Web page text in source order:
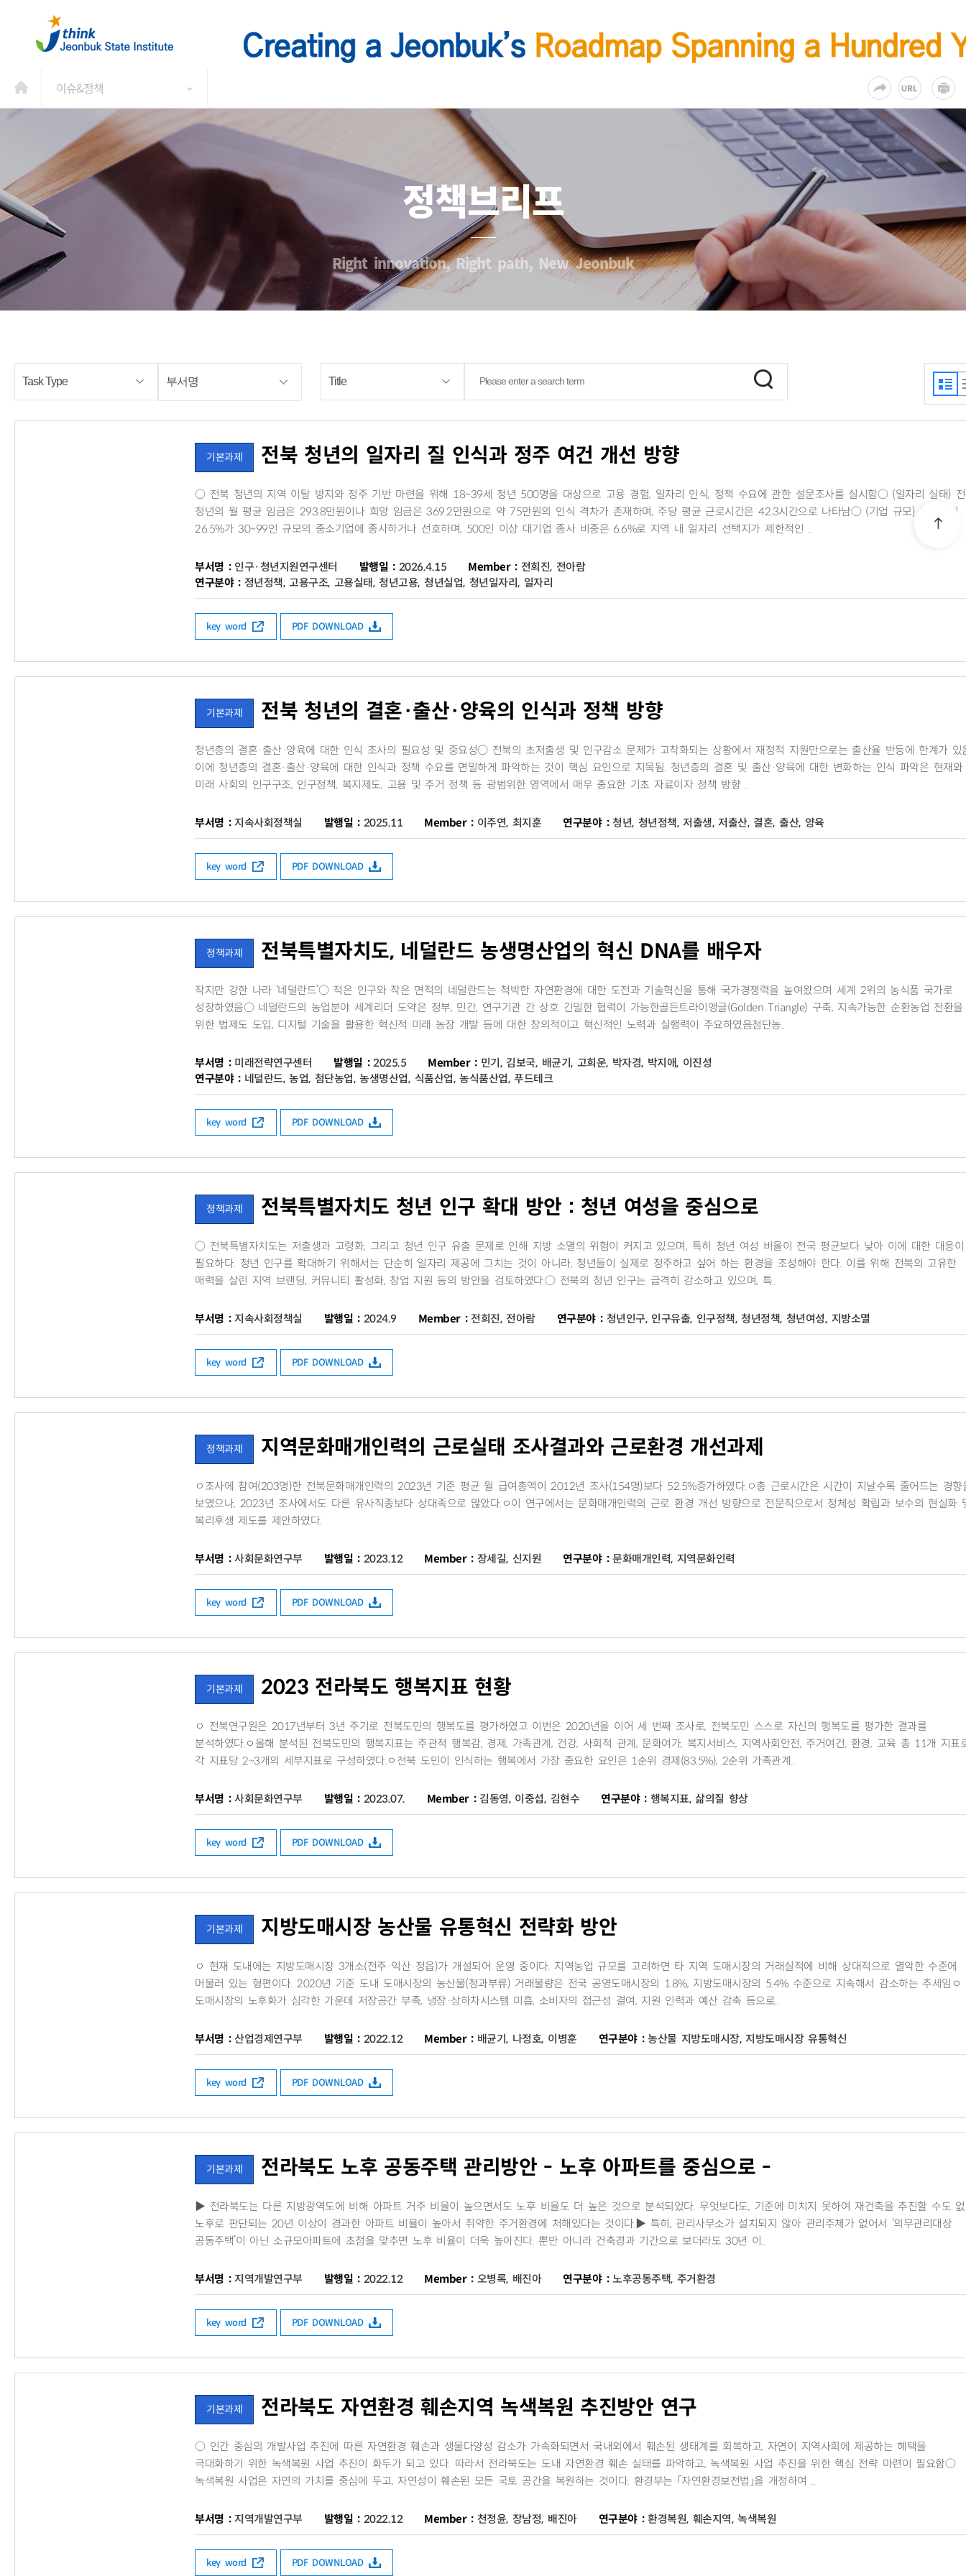
KR EN
이슈&정책
정책브리프
Right innovation, Right path, New Jeonbuk
기본과제 전북 청년의 일자리 질 인식과 정주 여건 개선 방향
○ 전북 청년의 지역 이탈 방지와 정주 기반 마련을 위해 18~39세 청년 500명을 대상으로 고용 경험, 일자리 인식, 정책 수요에 관한 설문조사를 실시함○ (일자리 실태)
청년의 월 평균 임금은 293.8만원이나 희망 임금은 369.2만원으로 약 75만원의 인식 격차가 존재하며, 주당 평균 근로시간은 42.3시간으로 나타남○ (기업 규모) 응답자의
26.5%가 30~99인 규모의 중소기업에 종사하거나 선호하며, 500인 이상 대기업 종사 비중은 6.6%로 지역 내 일자리 선택지가 제한적인 ..
부서명 : 인구·청년지원연구센터 발행일 : 2026.4.15 Member : 전희진, 전아람
연구분야 : 정년정책, 고용구조, 고용실태, 청년고용, 청년실업, 청년일자리, 일자리
key word PDF DOWNLOAD
기본과제 전북 청년의 결혼·출산·양육의 인식과 정책 방향
청년층의 결혼·출산·양육에 대한 인식 조사의 필요성 및 중요성○ 전북의 초저출생 및 인구감소 문제가 고착화되는 상황에서 재정적 지원만으로는 출산율 반등에 한계가 있
이에 청년층의 결혼·출산·양육에 대한 인식과 정책 수요를 면밀하게 파악하는 것이 핵심 요인으로 지목됨. 청년층의 결혼 및 출산·양육에 대한 변화하는 인식 파악은 현재와
미래 사회의 인구구조, 인구정책, 복지제도, 고용 및 주거 정책 등 광범위한 영역에서 매우 중요한 기초 자료이자 정책 방향 ..
부서명 : 지속사회정책실 발행일 : 2025.11 Member : 이주연, 최지훈 연구분야 : 청년, 청년정책, 저출생, 저출산, 결혼, 출산, 양육
key word PDF DOWNLOAD
정책과제 전북특별자치도, 네덜란드 농생명산업의 혁신 DNA를 배우자
작지만 강한 나라 ‘네덜란드’○ 적은 인구와 작은 면적의 네덜란드는 척박한 자연환경에 대한 도전과 기술혁신을 통해 국가경쟁력을 높여왔으며 세계 2위의 농식품 국가로
성장하였음○ 네덜란드의 농업분야 세계리더 도약은 정부, 민간, 연구기관 간 상호 긴밀한 협력이 가능한골든트라이앵글(Golden Triangle) 구축, 지속가능한 순환농업 전환을
위한 법제도 도입, 디지털 기술을 활용한 혁신적 미래 농장 개발 등에 대한 창의적이고 혁신적인 노력과 실행력이 주요하였음첨단농..
부서명 : 미래전략연구센터 발행일 : 2025.5 Member : 민기, 김보국, 배균기, 고희운, 박자경, 박지애, 이진성
연구분야 : 네덜란드, 농업, 첨단농업, 농생명산업, 식품산업, 농식품산업, 푸드테크
key word PDF DOWNLOAD
정책과제 전북특별자치도 청년 인구 확대 방안 : 청년 여성을 중심으로
○ 전북특별자치도는 저출생과 고령화, 그리고 청년 인구 유출 문제로 인해 지방 소멸의 위험이 커지고 있으며, 특히 청년 여성 비율이 전국 평균보다 낮아 이에 대한 대응이
필요하다. 청년 인구를 확대하기 위해서는 단순히 일자리 제공에 그치는 것이 아니라, 청년들이 실제로 정주하고 싶어 하는 환경을 조성해야 한다. 이를 위해 전북의 고유한
매력을 살린 지역 브랜딩, 커뮤니티 활성화, 창업 지원 등의 방안을 검토하였다.○ 전북의 청년 인구는 급격히 감소하고 있으며, 특..
부서명 : 지속사회정책실 발행일 : 2024.9 Member : 전희진, 전아람 연구분야 : 청년인구, 인구유출, 인구정책, 청년정책, 청년여성, 지방소멸
key word PDF DOWNLOAD
정책과제 지역문화매개인력의 근로실태 조사결과와 근로환경 개선과제
ㅇ​조사에 참여(203명)한 전북문화매개인력의 2023년 기준 평균 월 급여총액이 2012년 조사(154명)보다 52.5%증가하였다.ㅇ​총 근로시간은 시간이 지날수록 줄어드는 경향
보였으나, 2023년 조사에서도 다른 유사직종보다 상대족으로 많았다.ㅇ​이 연구에서는 문화매개인력의 근로 환경 개선 방향으로 전문직으로서 정체성 확립과 보수의 현실화
복리후생 제도를 제안하였다.
부서명 : 사회문화연구부 발행일 : 2023.12 Member : 장세길, 신지원 연구분야 : 문화매개인력, 지역문화인력
key word PDF DOWNLOAD
기본과제 2023 전라북도 행복지표 현황
ㅇ 전북연구원은 2017년부터 3년 주기로 전북도민의 행복도를 평가하였고 이번은 2020년을 이어 세 번째 조사로, 전북도민 스스로 자신의 행복도를 평가한 결과를
분석하였다.ㅇ​올해 분석된 전북도민의 행복지표는 주관적 행복감, 경제, 가족관계, 건강, 사회적 관계, 문화여가, 복지서비스, 지역사회안전, 주거여건, 환경, 교육 총 11개 지표
각 지표당 2~3개의 세부지표로 구성하였다.ㅇ​전북 도민이 인식하는 행복에서 가장 중요한 요인은 1순위 경제(83.5%), 2순위 가족관계..
부서명 : 사회문화연구부 발행일 : 2023.07. Member : 김동영, 이중섭, 김현수 연구분야 : 행복지표, 삶의질 향상
key word PDF DOWNLOAD
기본과제 지방도매시장 농산물 유통혁신 전략화 방안
​ㅇ 현재 도내에는 지방도매시장 3개소(전주·익산·정읍)가 개설되어 운영 중이다. 지역농업 규모를 고려하면 타 지역 도매시장의 거래실적에 비해 상대적으로 열악한 수준에
머물러 있는 형편이다. 2020년 기준 도내 도매시장의 농산물(청과부류) 거래물량은 전국 공영도매시장의 1.8%, 지방도매시장의 5.4% 수준으로 지속해서 감소하는 추세임ㅇ
도매시장의 노후화가 심각한 가운데 저장공간 부족, 냉장·상하차시스템 미흡, 소비자의 접근성 결여, 지원 인력과 예산 감축 등으로..
부서명 : 산업경제연구부 발행일 : 2022.12 Member : 배균기, 나정호, 이병훈 연구분야 : 농산물 지방도매시장, 지방도매시장 유통혁신
key word PDF DOWNLOAD
기본과제 전라북도 노후 공동주택 관리방안 - 노후 아파트를 중심으로 -
​▶ 전라북도는 다른 지방광역도에 비해 아파트 거주 비율이 높으면서도 노후 비율도 더 높은 것으로 분석되었다. 무엇보다도, 기준에 미치지 못하여 재건축을 추진할 수도
노후로 판단되는 20년 이상이 경과한 아파트 비율이 높아서 취약한 주거환경에 처해있다는 것이다.▶ 특히, 관리사무소가 설치되지 않아 관리주체가 없어서 ‘의무관리대상
공동주택’이 아닌 소규모아파트에 초점을 맞추면 노후 비율이 더욱 높아진다. 뿐만 아니라 건축경과 기간으로 보더라도 30년 이..
부서명 : 지역개발연구부 발행일 : 2022.12 Member : 오병록, 배진아 연구분야 : 노후공동주택, 주거환경
key word PDF DOWNLOAD
기본과제 전라북도 자연환경 훼손지역 녹색복원 추진방안 연구
​○ 인간 중심의 개발사업 추진에 따른 자연환경 훼손과 생물다양성 감소가 가속화되면서 국내외에서 훼손된 생태계를 회복하고, 자연이 지역사회에 제공하는 혜택을
극대화하기 위한 녹색복원 사업 추진이 화두가 되고 있다. 따라서 전라북도는 도내 자연환경 훼손 실태를 파악하고, 녹색복원 사업 추진을 위한 핵심 전략 마련이 필요함○
녹색복원 사업은 자연의 가치를 중심에 두고, 자연성이 훼손된 모든 국토 공간을 복원하는 것이다. 환경부는 「자연환경보전법」을 개정하여 ..
부서명 : 지역개발연구부 발행일 : 2022.12 Member : 천정윤, 장남정, 배진아 연구분야 : 환경복원, 훼손지역, 녹색복원
key word PDF DOWNLOAD